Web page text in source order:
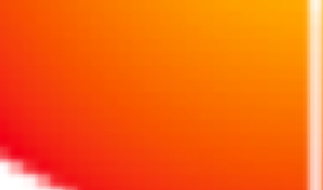
治療と仕事の両立支援における
「社員」「産業医等」を巻き込
す。